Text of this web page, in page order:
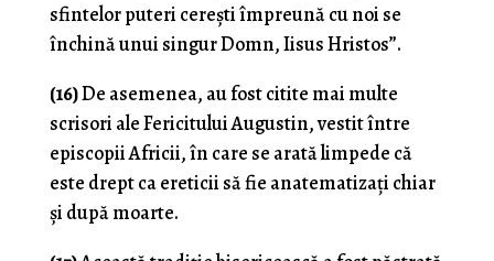
sfintelor puteri cerești împreună cu noi se
închină unui singur Domn, Iisus Hristos”.
(16)De asemenea, au fost citite mai multe
scrisori ale Fericitului Augustin, vestit între
episcopii Africii, în care se arată limpede că
este drept ca ereticii să fie anatematizați chiar
și după moarte.